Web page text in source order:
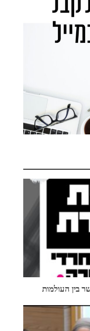
בין העולמות